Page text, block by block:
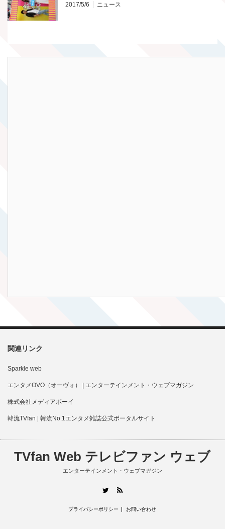
2017/5/6 ニュース
関連リンク
Sparkle web
エンタメOVO（オーヴォ） | エンターテインメント・ウェブマガジン
株式会社メディアボーイ
韓流TVfan | 韓流No.1エンタメ雑誌公式ポータルサイト
TVfan Web テレビファン ウェブ
エンターテインメント・ウェブマガジン
Twitter
プライバシーポリシー お問い合わせ